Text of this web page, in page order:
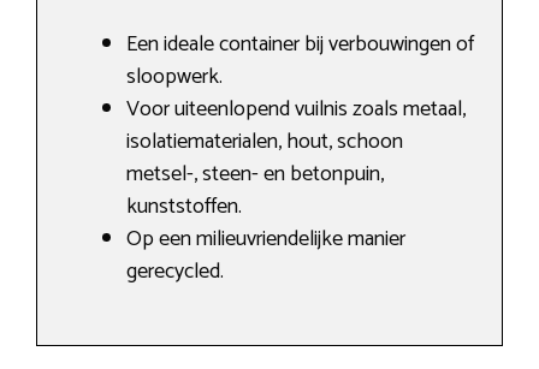
Een ideale container bij verbouwingen of
sloopwerk.
Voor uiteenlopend vuilnis zoals metaal,
isolatiematerialen, hout, schoon
metsel-, steen- en betonpuin,
kunststoffen.
Op een milieuvriendelijke manier
gerecycled.